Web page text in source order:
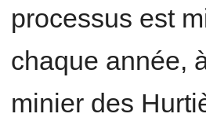
processus est
chaque année,
minier des